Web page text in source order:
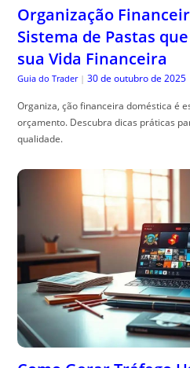
Organização
Sistema de Pastas
sua Vida Financeira
Guia do Trader | 30 de outubro de 2025
Organiza, ção financeira doméstica é
orçamento. Descubra dicas práticas
qualidade.